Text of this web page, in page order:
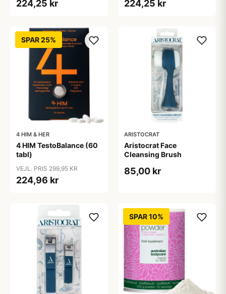
224,25 kr 224,25 kr
SPAR 25%
4 HIM & HER
4 HIM TestoBalance (60
tabl)
VEJL. PRIS 299,95 KR
224,96 kr
ARISTOCRAT
Aristocrat Face
Cleansing Brush
85,00 kr
SPAR 10%